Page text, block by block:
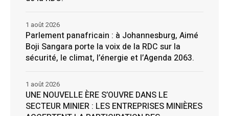
Parlement panafricain : à Johannesburg, Aimé
Boji Sangara porte la voix de la RDC sur la
sécurité, le climat, l’énergie et l’Agenda 2063.
1 août 2026
UNE NOUVELLE ÈRE S’OUVRE DANS LE
SECTEUR MINIER : LES ENTREPRISES MINIÈRES
1 août 2026